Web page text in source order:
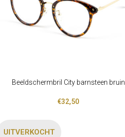
LEES VERDER
Beeldschermbril City barnsteen bruin
€32,50
UITVERKOCHT